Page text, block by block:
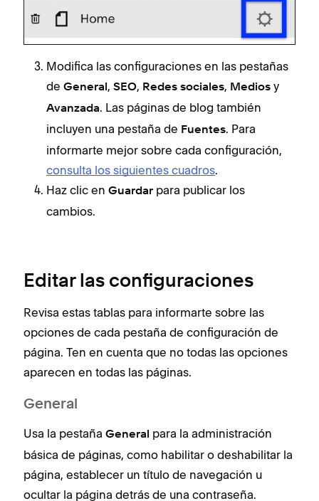
Modifica las configuraciones en las pestañas
de General , SEO, Redes sociales, Medios y
Avanzada. Las páginas de blog también
incluyen una pestaña de Fuentes. Para
informarte mejor sobre cada configuración,
consulta los siguientes cuadros.
Haz clic en Guardar para publicar los
cambios.
Editar las configuraciones
Revisa estas tablas para informarte sobre las
opciones de cada pestaña de configuración de
página. Ten en cuenta que no todas las opciones
aparecen en todas las páginas.
General
Usa la pestaña General
para la administración
básica de páginas, como habilitar o deshabilitar la
página, establecer un título de navegación u
ocultar la página detrás de una contraseña.